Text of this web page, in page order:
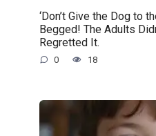
‘Don’t Give the Dog to
Begged! The Adults
Regretted It.
0 18